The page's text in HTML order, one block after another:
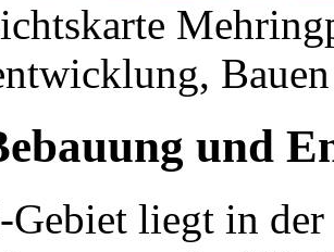
und
Gebiet liegt in